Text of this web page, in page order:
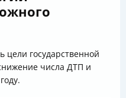
цели государственной
числа ДТП и